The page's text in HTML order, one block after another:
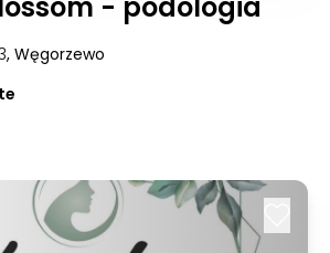
, Węgorzewo